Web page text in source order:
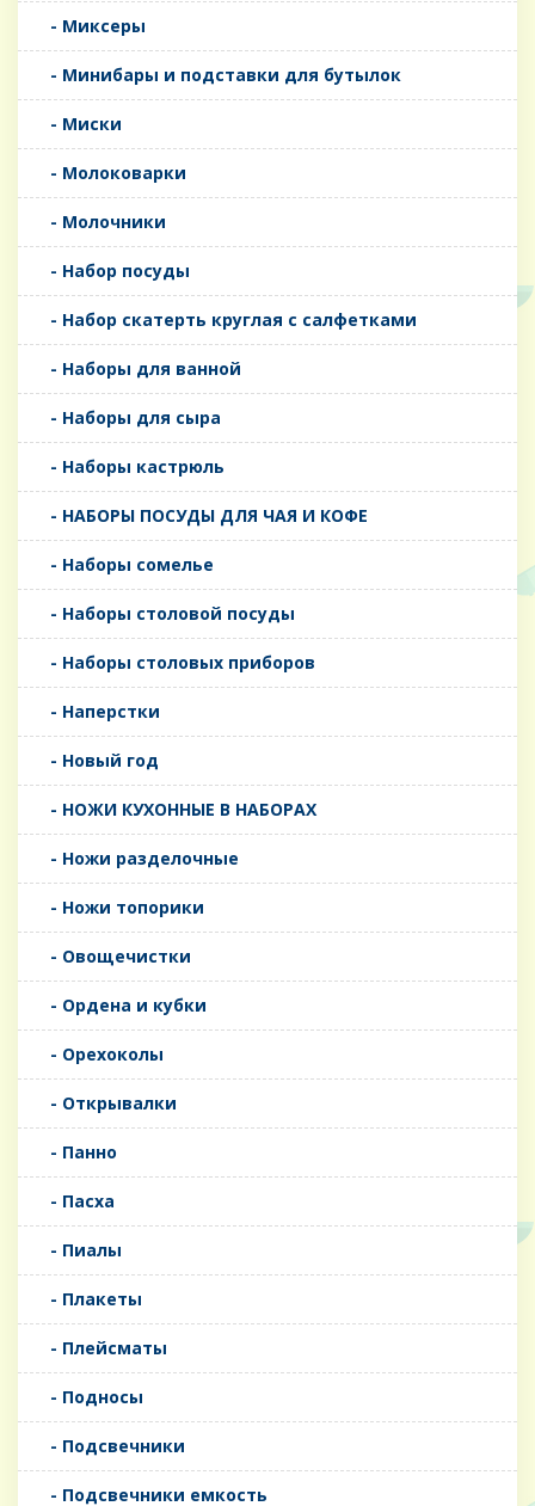
- Миксеры
- Минибары и подставки для бутылок
- Миски
- Молоковарки
- Молочники
- Набор посуды
- Набор скатерть круглая с салфетками
- Наборы для ванной
- Наборы для сыра
- Наборы кастрюль
- НАБОРЫ ПОСУДЫ ДЛЯ ЧАЯ И КОФЕ
- Наборы сомелье
- Наборы столовой посуды
- Наборы столовых приборов
- Наперстки
- Новый год
- НОЖИ КУХОННЫЕ В НАБОРАХ
- Ножи разделочные
- Ножи топорики
- Овощечистки
- Ордена и кубки
- Орехоколы
- Открывалки
- Панно
- Пасха
- Пиалы
- Плакеты
- Плейсматы
- Подносы
- Подсвечники
- Подсвечники емкость